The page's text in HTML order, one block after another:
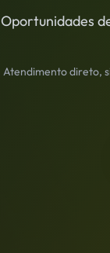
Oportunidades
Atendimento direto,